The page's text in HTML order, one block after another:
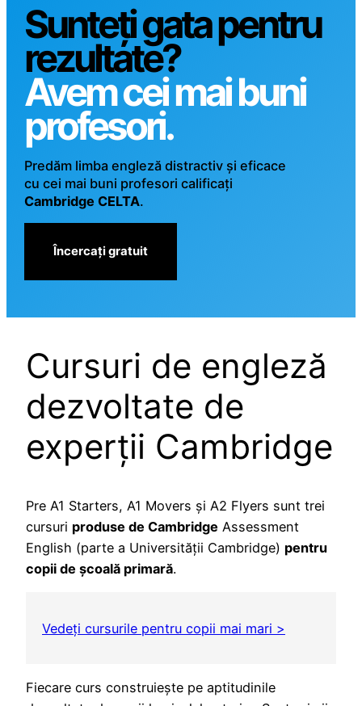
Sunteți gata pentru
rezultate?
Avem cei mai buni
profesori.
Predăm limba engleză distractiv și eficace
cu cei mai buni profesori calificați
Cambridge CELTA.
Încercați gratuit
Cursuri de engleză
dezvoltate de
experții Cambridge
Pre A1 Starters, A1 Movers și A2 Flyers sunt trei
cursuri produse de Cambridge Assessment
English (parte a Universității Cambridge) pentru
copii de școală primară.
Vedeți cursurile pentru copii mai mari >
Fiecare curs construiește pe aptitudinile